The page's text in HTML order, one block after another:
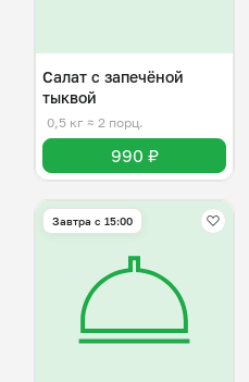
Салат с запечёной
тыквой
0,5 кг ≈ 2 порц.
990 ₽
Завтра c 15:00